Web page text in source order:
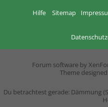
Hilfe Sitemap
Forum software by
Theme
Du betrachtest gerade: Dämmung